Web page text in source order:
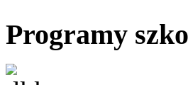
Programy